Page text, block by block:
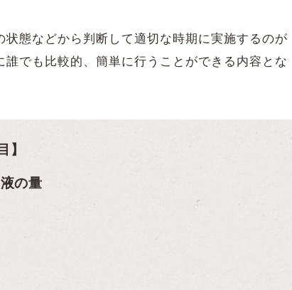
態などから判断して適切な時期に実施するのが
でも比較的、簡単に行うことができる内容とな
】
の量